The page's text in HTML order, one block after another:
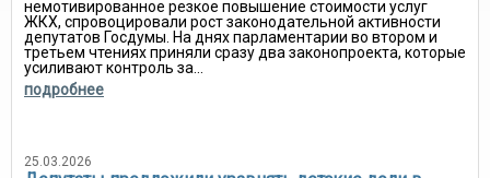
немотивированное резкое повышение стоимости услуг
ЖКХ, спровоцировали рост законодательной активности
депутатов Госдумы. На днях парламентарии во втором и
третьем чтениях приняли сразу два законопроекта, которые
усиливают контроль за...
подробнее
25.03.2026